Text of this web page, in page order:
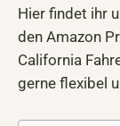
Hier findet ihr
den Amazon
California
gerne flexibel